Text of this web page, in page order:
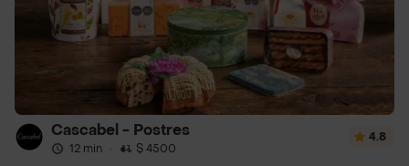
Cascabel - Postres
12 min · $ 4500
4.8